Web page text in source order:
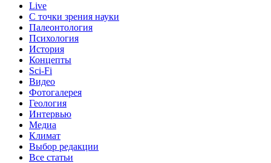
Live
С точки зрения науки
Палеонтология
Психология
История
Концепты
Sci-Fi
Видео
Фотогалерея
Геология
Интервью
Медиа
Климат
Выбор редакции
Все статьи